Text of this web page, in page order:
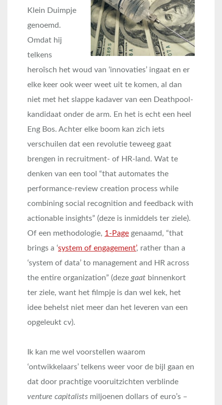
Klein Duimpje
genoemd.
Omdat hij
telkens
heroïsch het woud van ‘innovaties’ ingaat en er
elke keer ook weer weet uit te komen, al dan
niet met het slappe kadaver van een Deathpool-
kandidaat onder de arm. En het is echt een heel
Eng Bos. Achter elke boom kan zich iets
verschuilen dat een revolutie teweeg gaat
brengen in recruitment- of HR-land. Wat te
denken van een tool “that automates the
performance-review creation process while
combining social recognition and feedback with
actionable insights” (deze is inmiddels ter ziele).
Of een methodologie, 1-Page genaamd, “that
brings a ‘system of engagement’, rather than a
‘system of data’ to management and HR across
the entire organization” (deze gaat binnenkort
ter ziele, want het filmpje is dan wel kek, het
idee behelst niet meer dan het leveren van een
opgeleukt cv).
Ik kan me wel voorstellen waarom
‘ontwikkelaars’ telkens weer voor de bijl gaan en
dat door prachtige vooruitzichten verblinde
venture capitalists miljoenen dollars of euro’s –